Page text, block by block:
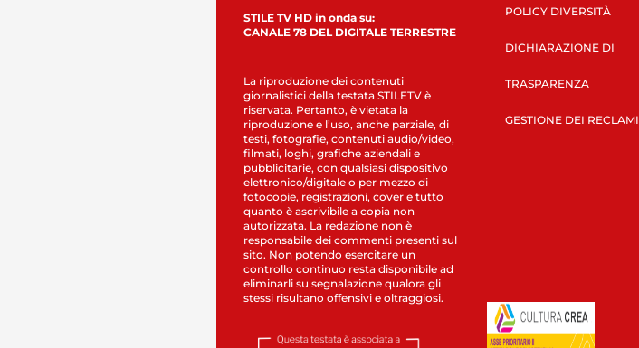
STILE TV HD in onda su:
CANALE 78 DEL DIGITALE TERRESTRE
La riproduzione dei contenuti
giornalistici della testata STILETV è
riservata. Pertanto, è vietata la
riproduzione e l’uso, anche parziale, di
testi, fotografie, contenuti audio/video,
filmati, loghi, grafiche aziendali e
pubblicitarie, con qualsiasi dispositivo
elettronico/digitale o per mezzo di
fotocopie, registrazioni, cover e tutto
quanto è ascrivibile a copia non
autorizzata. La redazione non è
responsabile dei commenti presenti sul
sito. Non potendo esercitare un
controllo continuo resta disponibile ad
eliminarli su segnalazione qualora gli
stessi risultano offensivi e oltraggiosi.
POLICY DIVERSITÀ
DICHIARAZIONE DI
TRASPARENZA
GESTIONE DEI RECLAMI